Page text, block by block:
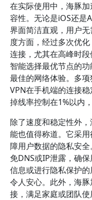
在实际使用中，海豚
容性。无论是iOS还是
界面简洁直观，用户
度方面，经过多次优
连接，尤其在高峰时
智能选择最优节点的
最佳的网络体验。多
VPN在手机端的连接
掉线率控制在1%以内
除了速度和稳定性外
能也值得称道。它采
障用户数据的隐私安
免DNS或IP泄露，确
信息或进行隐私保护
令人安心。此外，海
接，满足家庭或团队使